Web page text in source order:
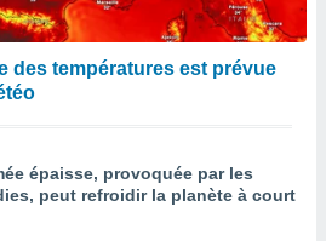
des températures est prévue
épaisse, provoquée par les
peut refroidir la planète à court